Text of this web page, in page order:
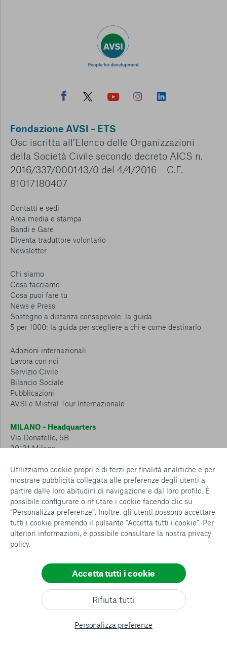
Utilizziamo cookie propri e di terzi per finalità analitiche e per
mostrare pubblicità collegata alle preferenze degli utenti a
partire dalle loro abitudini di navigazione e dal loro profilo. È
possibile configurare o rifiutare i cookie facendo clic su
“Personalizza preferenze”. Inoltre, gli utenti possono accettare
tutti i cookie premendo il pulsante “Accetta tutti i cookie”. Per
ulteriori informazioni, è possibile consultare la nostra privacy
policy.
Personalizza preferenze
Rifiuta tutti
Accetta tutti i cookie
Consenti tutti
Fondazione AVSI – ETS
Osc iscritta all’Elenco delle Organizzazioni
della Società Civile secondo decreto AICS n.
2016/337/000143/0 del 4/4/2016 – C.F.
81017180407
Contatti e sedi
Area media e stampa
Bandi e Gare
Diventa traduttore volontario
Newsletter
Chi siamo
Cosa facciamo
Cosa puoi fare tu
News e Press
Sostegno a distanza consapevole: la guida
5 per 1000: la guida per scegliere a chi e come destinarlo
Adozioni internazionali
Lavora con noi
Servizio Civile
Bilancio Sociale
Pubblicazioni
AVSI e Mistral Tour Internazionale
MILANO – Headquarters
Via Donatello, 5B
20131 Milano
CESENA – Sostegno a distanza
Via Padre Vicinio da Sarsina, 216
47521 Cesena
Tel.: 0547 360 811
Detrazioni e deduzioni fiscali sulle donazioni: cosa sapere e
come usufruirne
Whistleblowing Policy
Privacy policy
Cookie policy
Configurazione Cookies